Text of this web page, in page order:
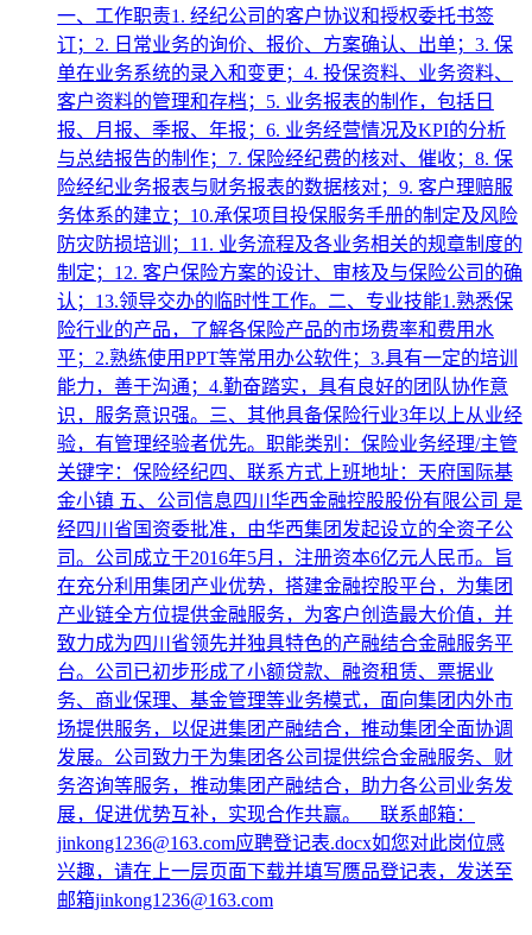
一、工作职责1. 经纪公司的客户协议和授权委托书签
订；2. 日常业务的询价、报价、方案确认、出单；3. 保
单在业务系统的录入和变更；4. 投保资料、业务资料、
客户资料的管理和存档；5. 业务报表的制作，包括日
报、月报、季报、年报；6. 业务经营情况及KPI的分析
与总结报告的制作；7. 保险经纪费的核对、催收；8. 保
险经纪业务报表与财务报表的数据核对；9. 客户理赔服
务体系的建立；10.承保项目投保服务手册的制定及风险
防灾防损培训；11. 业务流程及各业务相关的规章制度的
制定；12. 客户保险方案的设计、审核及与保险公司的确
认；13.领导交办的临时性工作。二、专业技能1.熟悉保
险行业的产品，了解各保险产品的市场费率和费用水
平；2.熟练使用PPT等常用办公软件；3.具有一定的培训
能力，善于沟通；4.勤奋踏实，具有良好的团队协作意
识，服务意识强。三、其他具备保险行业3年以上从业经
验，有管理经验者优先。职能类别：保险业务经理/主管
关键字：保险经纪四、联系方式上班地址：天府国际基
金小镇 五、公司信息四川华西金融控股股份有限公司 是
经四川省国资委批准，由华西集团发起设立的全资子公
司。公司成立于2016年5月，注册资本6亿元人民币。旨
在充分利用集团产业优势，搭建金融控股平台，为集团
产业链全方位提供金融服务，为客户创造最大价值，并
致力成为四川省领先并独具特色的产融结合金融服务平
台。公司已初步形成了小额贷款、融资租赁、票据业
务、商业保理、基金管理等业务模式，面向集团内外市
场提供服务，以促进集团产融结合，推动集团全面协调
发展。公司致力于为集团各公司提供综合金融服务、财
务咨询等服务，推动集团产融结合，助力各公司业务发
展，促进优势互补，实现合作共赢。 联系邮箱：
jinkong1236@163.com应聘登记表.docx如您对此岗位感
兴趣，请在上一层页面下载并填写赝品登记表，发送至
邮箱jinkong1236@163.com